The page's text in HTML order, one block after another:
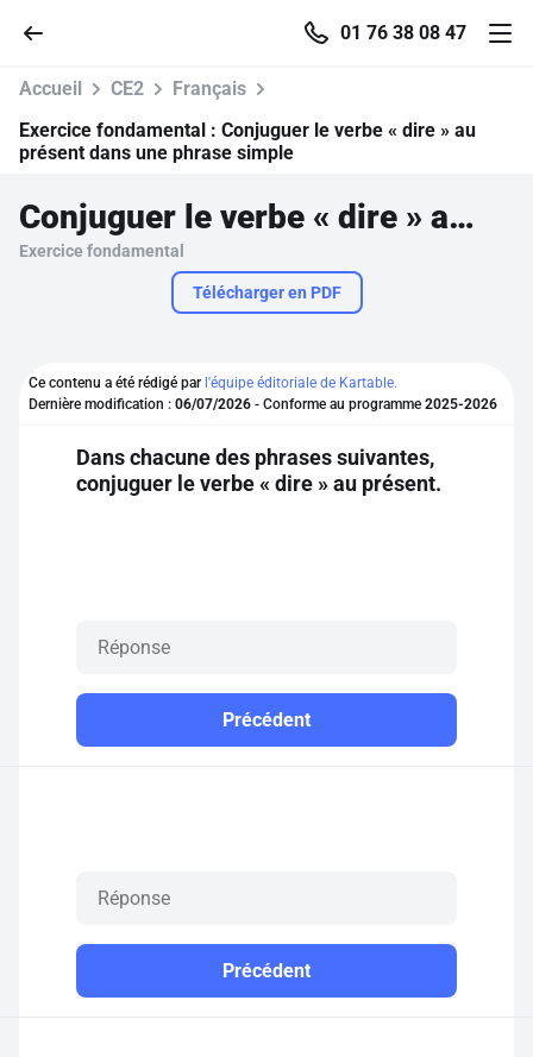
01 76 38 08 47
Parcourir
Se connecter
S'inscrire gratuitement
Accueil CE2
Français
Exercice fondamental : Conjuguer le verbe « dire » au
présent dans une phrase simple
Conjuguer le verbe « dire » au présent dans une phrase simple
Exercice fondamental
Télécharger en PDF
Ce contenu a été rédigé par l'équipe éditoriale de Kartable.
Dernière modification : 06/07/2026 - Conforme au programme 2025-2026
Dans chacune des phrases suivantes,
conjuguer le verbe « dire » au présent.
Précédent
Précédent